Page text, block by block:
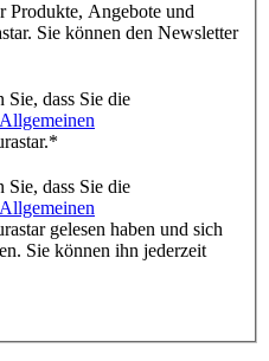
Produkte, Angebote und
Sie können den Newsletter
Sie, dass Sie die
Allgemeinen
*
Sie, dass Sie die
Allgemeinen
gelesen haben und sich
Sie können ihn jederzeit